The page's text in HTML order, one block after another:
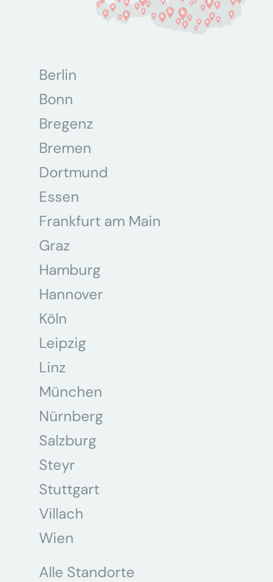
Berlin
Bonn
Bregenz
Bremen
Dortmund
Essen
Frankfurt am Main
Graz
Hamburg
Hannover
Köln
Leipzig
Linz
München
Nürnberg
Salzburg
Steyr
Stuttgart
Villach
Wien
Alle Standorte